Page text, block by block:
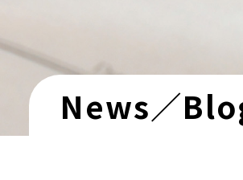
News／